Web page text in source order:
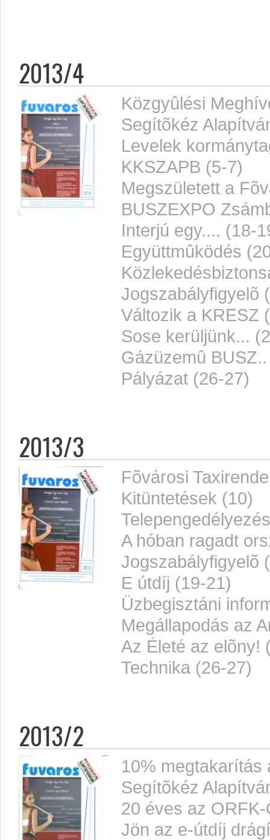
2013/4
Közgyûlési
Segítõkéz
Levelek
KKSZAPB (5-7)
Megszületett a
BUSZEXPO
Interjú egy.... (18-
Együttmûködés
Jogszabályfigyelõ
Változik a KRESZ
Sose kerüljünk...
Gázüzemû
Pályázat (26-27)
2013/3
Fõvárosi
Kitüntetések (10)
A hóban ragadt
Jogszabályfigyelõ
E útdíj (19-21)
Üzbegisztáni
Megállapodás az
Az Életé az elõny!
Technika (26-27)
2013/2
10% megtakarítás
Segítõkéz
20 éves az
Jön az e-útdíj